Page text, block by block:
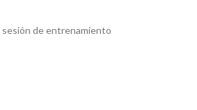
sesión de entrenamiento